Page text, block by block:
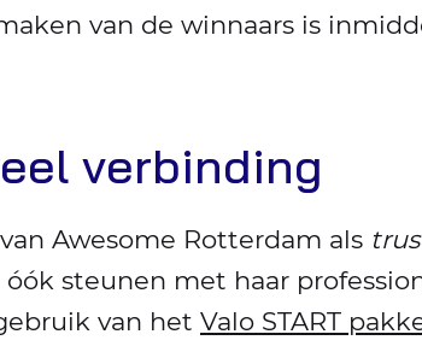
van de winnaars is
verbinding
Awesome Rotterdam als
steunen met haar
van het Valo START